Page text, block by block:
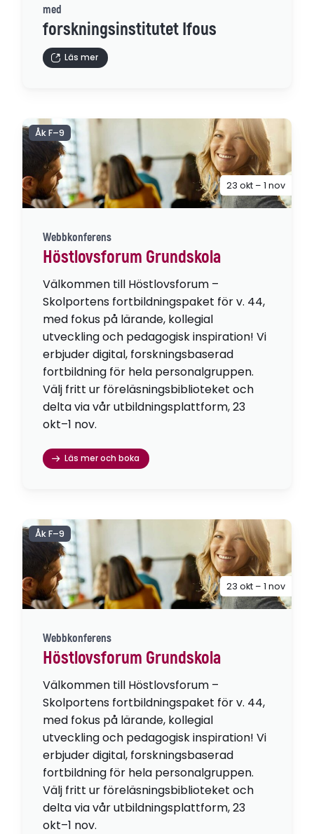
med
forskningsinstitutet Ifous
Läs mer
Webbkonferens
Höstlovsforum Grundskola
Välkommen till Höstlovsforum –
Skolportens fortbildningspaket för v. 44,
med fokus på lärande, kollegial
utveckling och pedagogisk inspiration! Vi
erbjuder digital, forskningsbaserad
fortbildning för hela personalgruppen.
Välj fritt ur föreläsningsbiblioteket och
delta via vår utbildningsplattform, 23
okt–1 nov.
Läs mer och boka
Åk F–9
23 okt – 1 nov
Webbkonferens
Höstlovsforum Grundskola
Välkommen till Höstlovsforum –
Skolportens fortbildningspaket för v. 44,
med fokus på lärande, kollegial
utveckling och pedagogisk inspiration! Vi
erbjuder digital, forskningsbaserad
fortbildning för hela personalgruppen.
Välj fritt ur föreläsningsbiblioteket och
delta via vår utbildningsplattform, 23
okt–1 nov.
Åk F–9
23 okt – 1 nov